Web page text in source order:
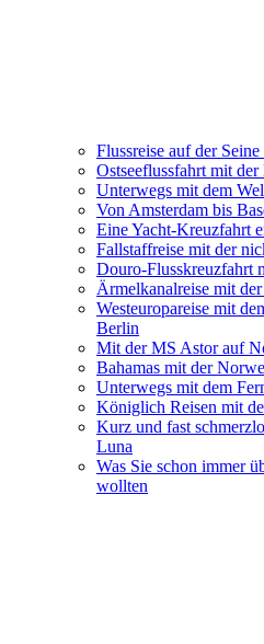
Flussreise auf der
Ostseeflussfahrt mit
Unterwegs mit dem
Von Amsterdam bis
Eine Yacht-Kreuzfahrt
Fallstaffreise mit der
Douro-Flusskreuzfahrt
Ärmelkanalreise mit
Westeuropareise mit
Berlin
Mit der MS Astor auf
Bahamas mit der
Unterwegs mit dem
Königlich Reisen mit
Kurz und fast
Luna
Was Sie schon immer
wollten